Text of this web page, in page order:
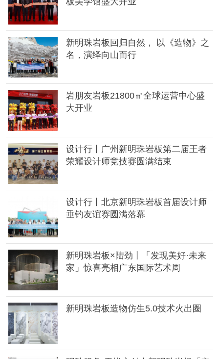
新明珠岩板回归自然， 以《造物》之
名，演绎向山而行
岩朋友岩板21800㎡全球运营中心盛
大开业
设计行丨广州新明珠岩板第二届王者
荣耀设计师竞技赛圆满结束
设计行丨北京新明珠岩板首届设计师
垂钓友谊赛圆满落幕
新明珠岩板×陆劲丨「发现美好·未来
家」惊喜亮相广东国际艺术周
新明珠岩板造物仿生5.0技术火出圈